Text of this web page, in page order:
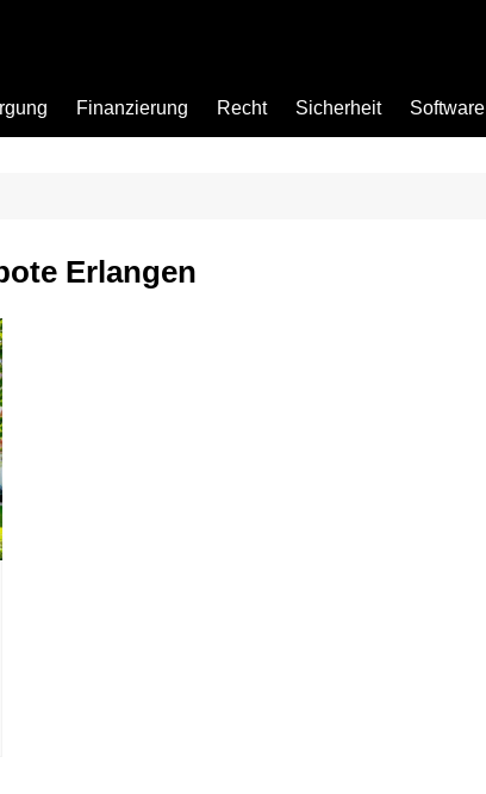
Finanzierung Recht Sicherheit Software
Erlangen